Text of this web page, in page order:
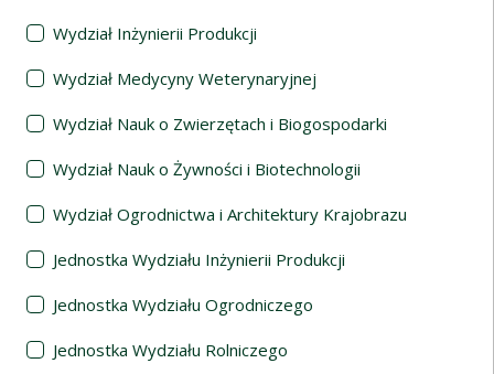
Wydział Inżynierii Produkcji
Wydział Medycyny Weterynaryjnej
Wydział Nauk o Zwierzętach i Biogospodarki
Wydział Nauk o Żywności i Biotechnologii
Wydział Ogrodnictwa i Architektury Krajobrazu
Jednostka Wydziału Inżynierii Produkcji
Jednostka Wydziału Ogrodniczego
Jednostka Wydziału Rolniczego